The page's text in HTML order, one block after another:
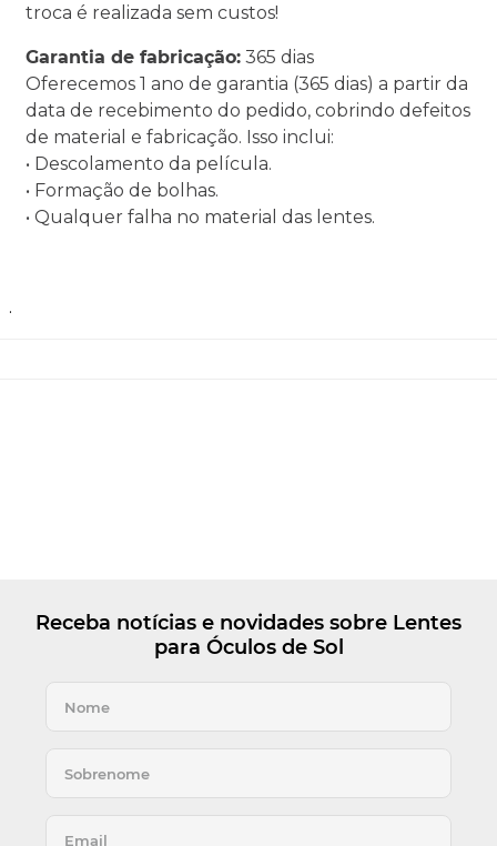
troca é realizada sem custos!
Garantia de fabricação: 365 dias
Oferecemos 1 ano de garantia (365 dias) a partir da
data de recebimento do pedido, cobrindo defeitos
de material e fabricação. Isso inclui:
• Descolamento da película.
• Formação de bolhas.
• Qualquer falha no material das lentes.
.
Receba notícias e novidades sobre Lentes
para Óculos de Sol